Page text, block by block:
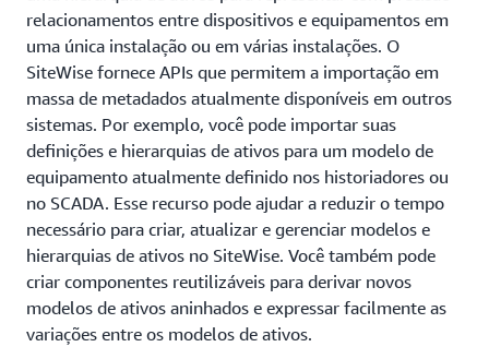
relacionamentos entre dispositivos e equipamentos em
uma única instalação ou em várias instalações. O
SiteWise fornece APIs que permitem a importação em
massa de metadados atualmente disponíveis em outros
sistemas. Por exemplo, você pode importar suas
definições e hierarquias de ativos para um modelo de
equipamento atualmente definido nos historiadores ou
no SCADA. Esse recurso pode ajudar a reduzir o tempo
necessário para criar, atualizar e gerenciar modelos e
hierarquias de ativos no SiteWise. Você também pode
criar componentes reutilizáveis para derivar novos
modelos de ativos aninhados e expressar facilmente as
variações entre os modelos de ativos.